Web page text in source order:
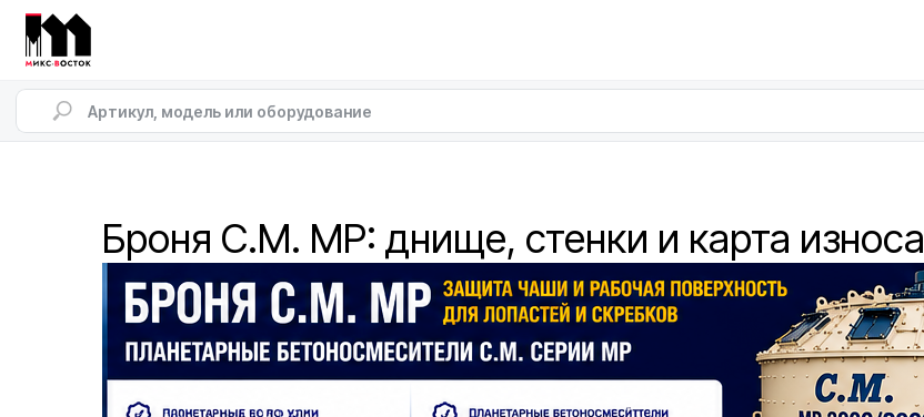
Броня C.M. MP: днище, стенки и карта износа